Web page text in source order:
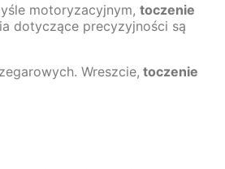
motoryzacyjnym, toczenie
dotyczące precyzyjności są
Wreszcie, toczenie